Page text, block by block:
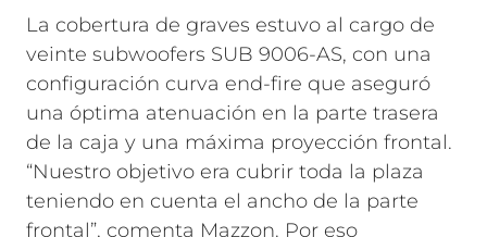
La cobertura de graves estuvo al cargo de
veinte subwoofers SUB 9006-AS, con una
configuración curva end-fire que aseguró
una óptima atenuación en la parte trasera
de la caja y una máxima proyección frontal.
“Nuestro objetivo era cubrir toda la plaza
teniendo en cuenta el ancho de la parte
frontal”, comenta Mazzon. Por eso